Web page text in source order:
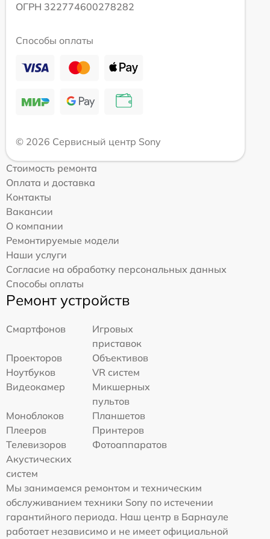
ОГРН 322774600278282
Способы оплаты
© 2026 Сервисный центр Sony
Стоимость ремонта
Оплата и доставка
Контакты
Вакансии
О компании
Ремонтируемые модели
Наши услуги
Согласие на обработку персональных данных
Способы оплаты
Ремонт устройств
Смартфонов
Игровых
приставок
Проекторов
Объективов
Ноутбуков
VR систем
Видеокамер
Микшерных
пультов
Моноблоков
Планшетов
Плееров
Принтеров
Телевизоров
Фотоаппаратов
Акустических
систем
Мы занимаемся ремонтом и техническим
обслуживанием техники Sony по истечении
гарантийного периода. Наш центр в Барнауле
работает независимо и не имеет официальной